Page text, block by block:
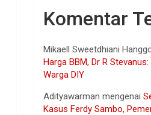
Komentar
Mikaell Sweetdhiani
Harga BBM, Dr R
Warga DIY
Adityawarman mengenai
Kasus Ferdy Sambo,